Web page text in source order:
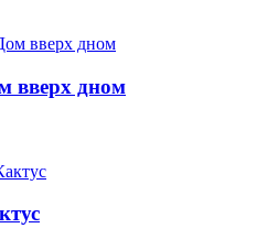
вверх дном